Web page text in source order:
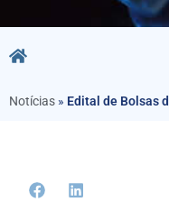
Notícias » Edital de Bolsas